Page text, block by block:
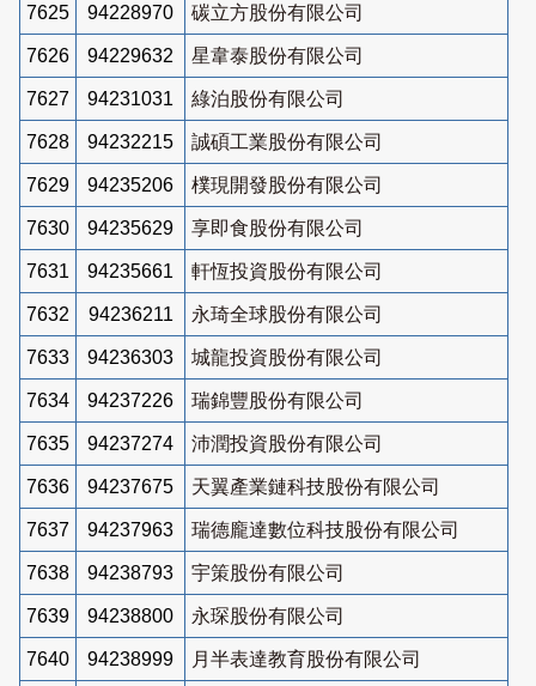
7625 94228970 碳立方股份有限公司
7626 94229632 星韋泰股份有限公司
7627 94231031 綠泊股份有限公司
7628 94232215 誠碩工業股份有限公司
7629 94235206 樸現開發股份有限公司
7630 94235629 享即食股份有限公司
7631 94235661 軒恆投資股份有限公司
7632 94236211 永琦全球股份有限公司
7633 94236303 城龍投資股份有限公司
7634 94237226 瑞錦豐股份有限公司
7635 94237274 沛潤投資股份有限公司
7636 94237675 天翼產業鏈科技股份有限公司
7637 94237963 瑞德龐達數位科技股份有限公司
7638 94238793 宇策股份有限公司
7639 94238800 永琛股份有限公司
7640 94238999 月半表達教育股份有限公司